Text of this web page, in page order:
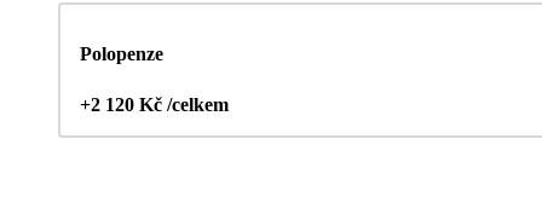
Polopenze
+2 120 Kč /celkem